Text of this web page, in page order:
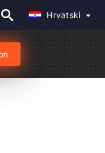
Hrvatski